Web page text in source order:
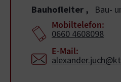
Bauhofleiter ,
Bau-
Mobiltelefon:
0660 4608098
E-Mail: